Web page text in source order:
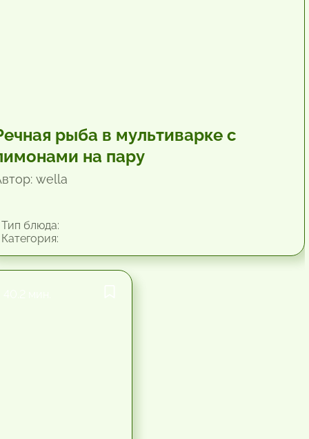
рыба в мультиварке с
на пару
wella
блюда: